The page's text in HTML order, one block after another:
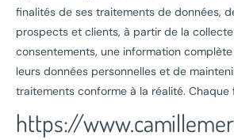
finalités de ses traitements de données,
prospects et clients, à partir de la
consentements, une information
leurs données personnelles et de
traitements conforme à la réalité. Chaque
https://